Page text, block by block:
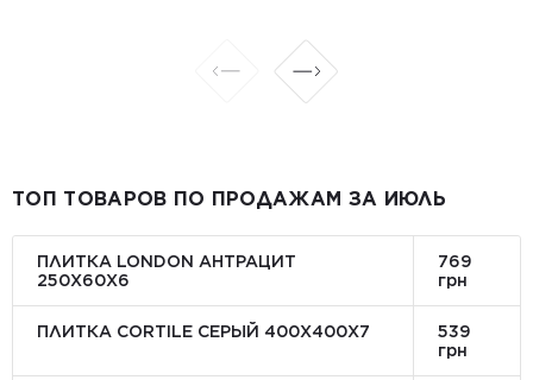
ТОП ТОВАРОВ ПО ПРОДАЖАМ ЗА ИЮЛЬ
ПЛИТКА LONDON АНТРАЦИТ
250Х60Х6
769
грн
ПЛИТКА CORTILE СЕРЫЙ 400X400X7
539
грн